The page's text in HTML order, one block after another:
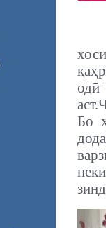
одӣ
аст.
Бо